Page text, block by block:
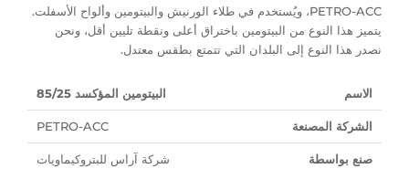
PETRO-ACC، ويُستخدم في طلاء الورنيش والبيتومين وألواح الأسفلت.
يتميز هذا النوع من البيتومين باختراق أعلى ونقطة تليين أقل، ونحن
نصدر هذا النوع إلى البلدان التي تتمتع بطقس معتدل.
الاسم البيتومين المؤكسد 85/25
الشركة المصنعة PETRO-ACC
صنع بواسطة شركة آراس للبتروكيماويات